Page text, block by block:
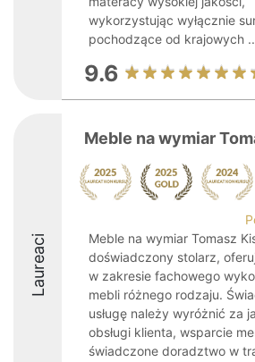
wykorzystując wyłącznie
pochodzące od krajowych
9.6
Laureaci
Meble na wymiar
Meble na wymiar Tomasz
doświadczony stolarz,
w zakresie fachowego
mebli różnego rodzaju.
usługę należy wyróżnić za
obsługi klienta, wsparcie
świadczone doradztwo w